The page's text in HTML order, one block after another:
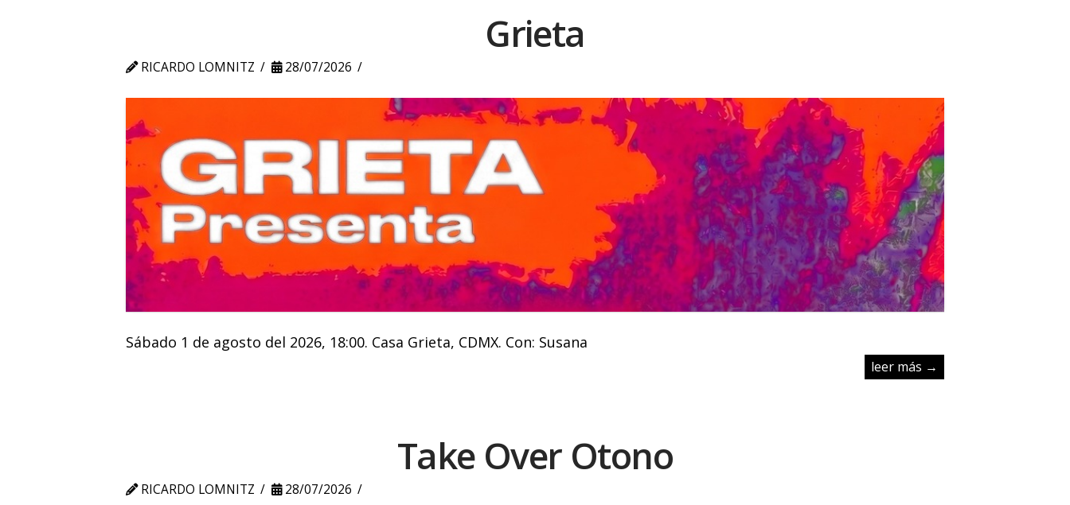
Grieta
RICARDO LOMNITZ 28/07/2026
Sábado 1 de agosto del 2026, 18:00. Casa Grieta, CDMX. Con: Susana
leer más →
Take Over Otono
RICARDO LOMNITZ 28/07/2026